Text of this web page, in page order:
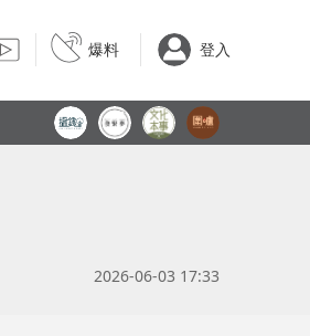
爆料 登入
2026-06-03 17:33